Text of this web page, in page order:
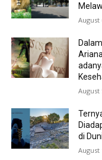
August
August
di
August